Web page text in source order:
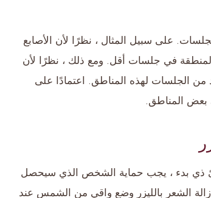
على سبيل المثال ، نظرًا لأن الأصابع
في جلسات أقل. ومع ذلك ، نظرًا لأن
الجلسات لهذه المناطق. اعتمادًا على
بعض المناطق.
ذي بدء ، يجب حماية الشخص الذي سيحصل
الشعر بالليزر وضع واقي من الشمس عند